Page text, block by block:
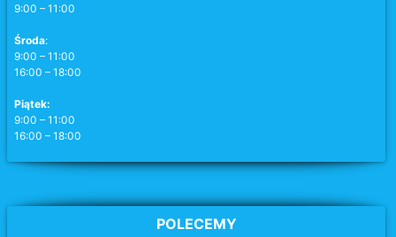
9:00 – 11:00
Środa:
9:00 – 11:00
16:00 – 18:00
Piątek:
9:00 – 11:00
16:00 – 18:00
POLECEMY